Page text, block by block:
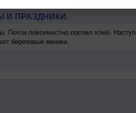
И ПРАЗДНИКИ
Почти повсеместно поспел хлеб.
березовые веники.